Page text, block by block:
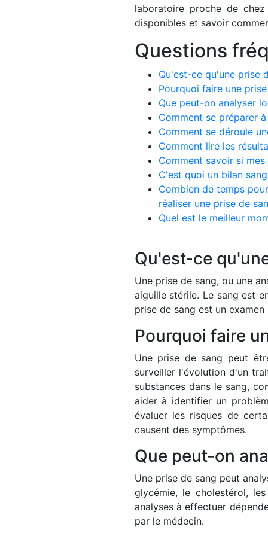
laboratoire proche de
disponibles et savoir
Questions
Qu'est-ce qu'une prise
Pourquoi faire une
Que peut-on analyser
Comment se préparer
Comment se déroule
Comment lire les
Comment savoir si
C'est quoi un bilan
Combien de temps
réaliser une prise de
Quel est le meilleur
Qu'est-ce
Une prise de sang, ou une
aiguille stérile. Le sang est
prise de sang est un
Pourquoi faire
Une prise de sang peut
surveiller l'évolution d'un
substances dans le sang,
aider à identifier un
évaluer les risques de
causent des symptômes.
Que peut-on
Une prise de sang peut
glycémie, le cholestérol,
analyses à effectuer
par le médecin.